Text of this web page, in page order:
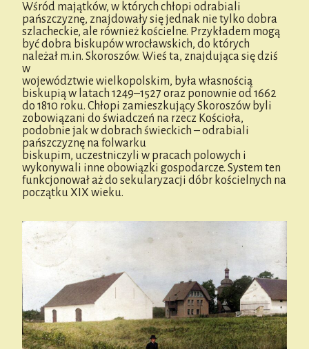
Wśród majątków, w których chłopi odrabiali
pańszczyznę, znajdowały się jednak nie tylko dobra
szlacheckie, ale również kościelne. Przykładem mogą
być dobra biskupów wrocławskich, do których
należał m.in. Skoroszów. Wieś ta, znajdująca się dziś
w
województwie wielkopolskim, była własnością
biskupią w latach 1249–1527 oraz ponownie od 1662
do 1810 roku. Chłopi zamieszkujący Skoroszów byli
zobowiązani do świadczeń na rzecz Kościoła,
podobnie jak w dobrach świeckich – odrabiali
pańszczyznę na folwarku
biskupim, uczestniczyli w pracach polowych i
wykonywali inne obowiązki gospodarcze. System ten
funkcjonował aż do sekularyzacji dóbr kościelnych na
początku XIX wieku.